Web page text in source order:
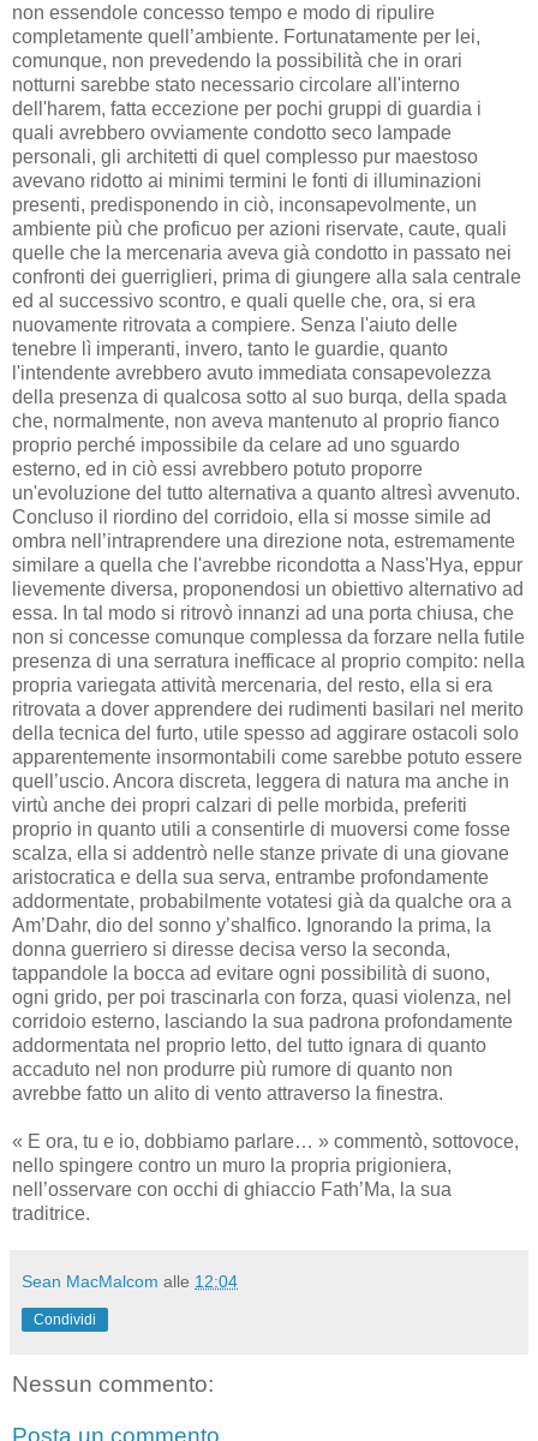
non essendole concesso tempo e modo di ripulire
completamente quell’ambiente. Fortunatamente per lei,
comunque, non prevedendo la possibilità che in orari
notturni sarebbe stato necessario circolare all'interno
dell'harem, fatta eccezione per pochi gruppi di guardia i
quali avrebbero ovviamente condotto seco lampade
personali, gli architetti di quel complesso pur maestoso
avevano ridotto ai minimi termini le fonti di illuminazioni
presenti, predisponendo in ciò, inconsapevolmente, un
ambiente più che proficuo per azioni riservate, caute, quali
quelle che la mercenaria aveva già condotto in passato nei
confronti dei guerriglieri, prima di giungere alla sala centrale
ed al successivo scontro, e quali quelle che, ora, si era
nuovamente ritrovata a compiere. Senza l'aiuto delle
tenebre lì imperanti, invero, tanto le guardie, quanto
l'intendente avrebbero avuto immediata consapevolezza
della presenza di qualcosa sotto al suo burqa, della spada
che, normalmente, non aveva mantenuto al proprio fianco
proprio perché impossibile da celare ad uno sguardo
esterno, ed in ciò essi avrebbero potuto proporre
un'evoluzione del tutto alternativa a quanto altresì avvenuto.
Concluso il riordino del corridoio, ella si mosse simile ad
ombra nell’intraprendere una direzione nota, estremamente
similare a quella che l'avrebbe ricondotta a Nass'Hya, eppur
lievemente diversa, proponendosi un obiettivo alternativo ad
essa. In tal modo si ritrovò innanzi ad una porta chiusa, che
non si concesse comunque complessa da forzare nella futile
presenza di una serratura inefficace al proprio compito: nella
propria variegata attività mercenaria, del resto, ella si era
ritrovata a dover apprendere dei rudimenti basilari nel merito
della tecnica del furto, utile spesso ad aggirare ostacoli solo
apparentemente insormontabili come sarebbe potuto essere
quell’uscio. Ancora discreta, leggera di natura ma anche in
virtù anche dei propri calzari di pelle morbida, preferiti
proprio in quanto utili a consentirle di muoversi come fosse
scalza, ella si addentrò nelle stanze private di una giovane
aristocratica e della sua serva, entrambe profondamente
addormentate, probabilmente votatesi già da qualche ora a
Am’Dahr, dio del sonno y’shalfico. Ignorando la prima, la
donna guerriero si diresse decisa verso la seconda,
tappandole la bocca ad evitare ogni possibilità di suono,
ogni grido, per poi trascinarla con forza, quasi violenza, nel
corridoio esterno, lasciando la sua padrona profondamente
addormentata nel proprio letto, del tutto ignara di quanto
accaduto nel non produrre più rumore di quanto non
avrebbe fatto un alito di vento attraverso la finestra.
« E ora, tu e io, dobbiamo parlare… » commentò, sottovoce,
nello spingere contro un muro la propria prigioniera,
nell’osservare con occhi di ghiaccio Fath’Ma, la sua
traditrice.
Sean MacMalcom alle 12:04
Condividi
Nessun commento: